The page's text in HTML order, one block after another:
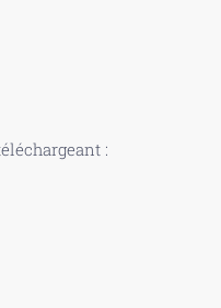
: